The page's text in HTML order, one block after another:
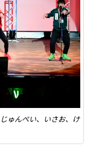
ゅんぺい、いさお、け